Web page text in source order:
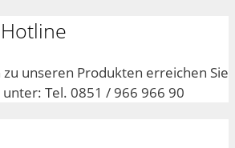
unseren Produkten erreichen Sie
Tel. 0851 / 966 966 90